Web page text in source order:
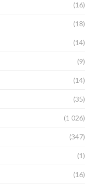
(16)
(18)
(14)
(9)
(14)
(35)
(1 026)
(347)
(1)
(16)